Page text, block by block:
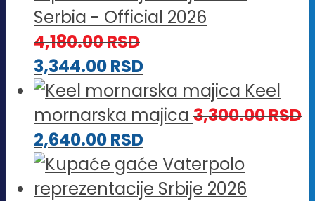
Serbia - Official 2026
4,180.00RSD
3,344.00RSD
Keel
mornarska majica 3,300.00RSD
2,640.00RSD